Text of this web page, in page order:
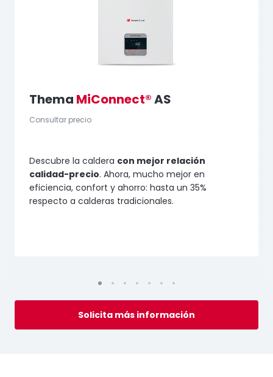
Thema MiConnect®AS
Consultar precio
Descubre la caldera con mejor relación
calidad-precio. Ahora, mucho mejor en
eficiencia, confort y ahorro: hasta un 35%
respecto a calderas tradicionales.
Solicita más información